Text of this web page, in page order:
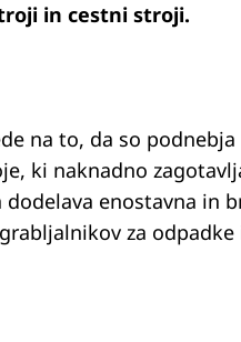
in cestni stroji.
na to, da so
ki naknadno
enostavna in
za odpadke